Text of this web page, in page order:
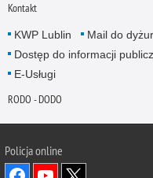
Kontakt
KWP Lublin Mail do
Dostęp do informacji
E-Usługi
RODO - DODO
Policja online